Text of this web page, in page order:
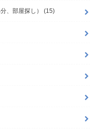
、部屋探し） (15)